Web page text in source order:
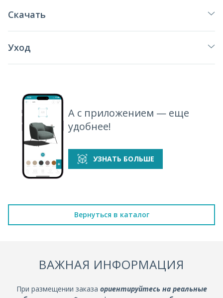
Скачать
Уход
А с приложением — еще
удобнее!
УЗНАТЬ БОЛЬШЕ
Вернуться в каталог
ВАЖНАЯ ИНФОРМАЦИЯ
При размещении заказа ориентируйтесь на реальные